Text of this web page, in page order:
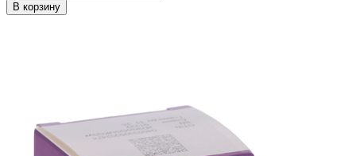
В корзину